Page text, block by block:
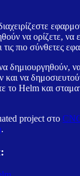
να ορίζετε, να
πιο σύνθετες
δημιουργηθούν,
και να
το Helm και
project στο
.